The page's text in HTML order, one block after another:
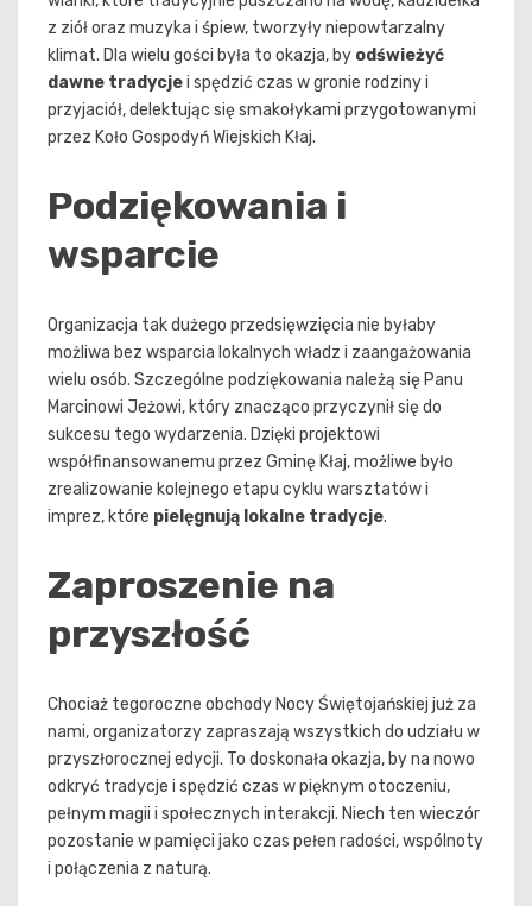
z ziół oraz muzyka i śpiew, tworzyły niepowtarzalny
klimat. Dla wielu gości była to okazja, by odświeżyć
dawne tradycjei spędzić czas w gronie rodziny i
przyjaciół, delektując się smakołykami przygotowanymi
przez Koło Gospodyń Wiejskich Kłaj.
Podziękowania i
wsparcie
Organizacja tak dużego przedsięwzięcia nie byłaby
możliwa bez wsparcia lokalnych władz i zaangażowania
wielu osób. Szczególne podziękowania należą się Panu
Marcinowi Jeżowi, który znacząco przyczynił się do
sukcesu tego wydarzenia. Dzięki projektowi
współfinansowanemu przez Gminę Kłaj, możliwe było
zrealizowanie kolejnego etapu cyklu warsztatów i
imprez, które pielęgnują lokalne tradycje.
Zaproszenie na
przyszłość
Chociaż tegoroczne obchody Nocy Świętojańskiej już za
nami, organizatorzy zapraszają wszystkich do udziału w
przyszłorocznej edycji. To doskonała okazja, by na nowo
odkryć tradycje i spędzić czas w pięknym otoczeniu,
pełnym magii i społecznych interakcji. Niech ten wieczór
pozostanie w pamięci jako czas pełen radości, wspólnoty
i połączenia z naturą.